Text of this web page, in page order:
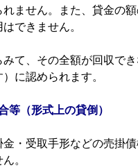
ません。また、貸金の
できません。
て、その全額が回収で
に認められます。
等（形式上の貸倒）
・受取手形などの売掛
。